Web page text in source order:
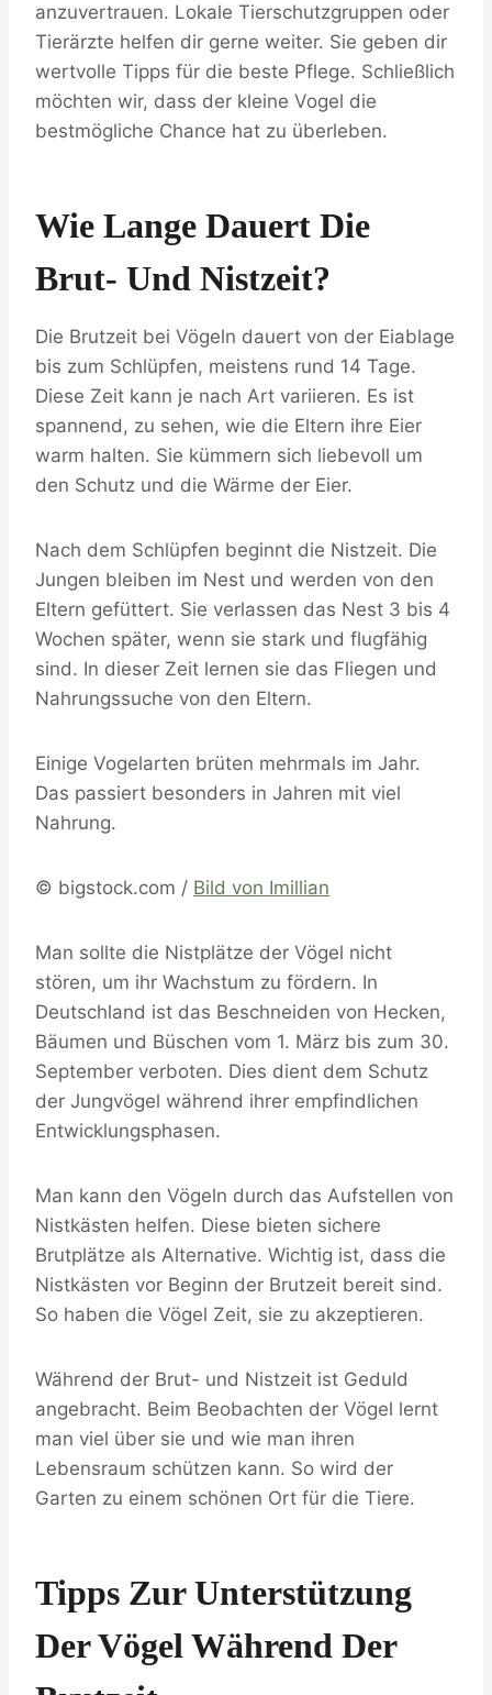
anzuvertrauen. Lokale Tierschutzgruppen oder
Tierärzte helfen dir gerne weiter. Sie geben dir
wertvolle Tipps für die beste Pflege. Schließlich
möchten wir, dass der kleine Vogel die
bestmögliche Chance hat zu überleben.
Wie Lange Dauert Die
Brut- Und Nistzeit?
Die Brutzeit bei Vögeln dauert von der Eiablage
bis zum Schlüpfen, meistens rund 14 Tage.
Diese Zeit kann je nach Art variieren. Es ist
spannend, zu sehen, wie die Eltern ihre Eier
warm halten. Sie kümmern sich liebevoll um
den Schutz und die Wärme der Eier.
Nach dem Schlüpfen beginnt die Nistzeit. Die
Jungen bleiben im Nest und werden von den
Eltern gefüttert. Sie verlassen das Nest 3 bis 4
Wochen später, wenn sie stark und flugfähig
sind. In dieser Zeit lernen sie das Fliegen und
Nahrungssuche von den Eltern.
Einige Vogelarten brüten mehrmals im Jahr.
Das passiert besonders in Jahren mit viel
Nahrung.
© bigstock.com / Bild von Imillian
Man sollte die Nistplätze der Vögel nicht
stören, um ihr Wachstum zu fördern. In
Deutschland ist das Beschneiden von Hecken,
Bäumen und Büschen vom 1. März bis zum 30.
September verboten. Dies dient dem Schutz
der Jungvögel während ihrer empfindlichen
Entwicklungsphasen.
Man kann den Vögeln durch das Aufstellen von
Nistkästen helfen. Diese bieten sichere
Brutplätze als Alternative. Wichtig ist, dass die
Nistkästen vor Beginn der Brutzeit bereit sind.
So haben die Vögel Zeit, sie zu akzeptieren.
Während der Brut- und Nistzeit ist Geduld
angebracht. Beim Beobachten der Vögel lernt
man viel über sie und wie man ihren
Lebensraum schützen kann. So wird der
Garten zu einem schönen Ort für die Tiere.
Tipps Zur Unterstützung
Der Vögel Während Der